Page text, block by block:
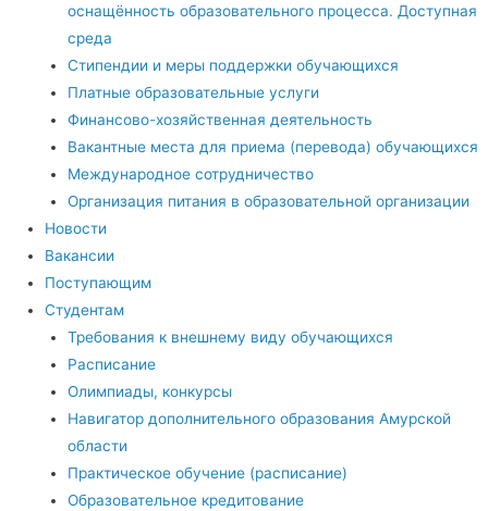
оснащённость образовательного процесса. Доступная
среда
Стипендии и меры поддержки обучающихся
Платные образовательные услуги
Финансово-хозяйственная деятельность
Вакантные места для приема (перевода) обучающихся
Международное сотрудничество
Организация питания в образовательной организации
Новости
Вакансии
Поступающим
Студентам
Требования к внешнему виду обучающихся
Расписание
Олимпиады, конкурсы
Навигатор дополнительного образования Амурской
области
Практическое обучение (расписание)
Образовательное кредитование